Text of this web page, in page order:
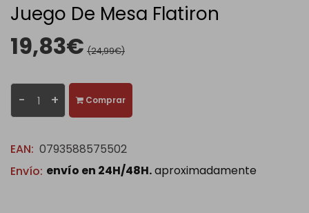
Juego De Mesa Flatiron
19,83€ (24,99€)
- + Comprar
EAN: 0793588575502
Envío: envío en 24H/48H.aproximadamente